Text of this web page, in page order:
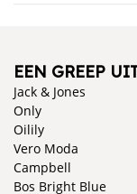
EEN GREEP
Jack & Jones
Only
Oilily
Vero Moda
Campbell
Bos Bright Blue